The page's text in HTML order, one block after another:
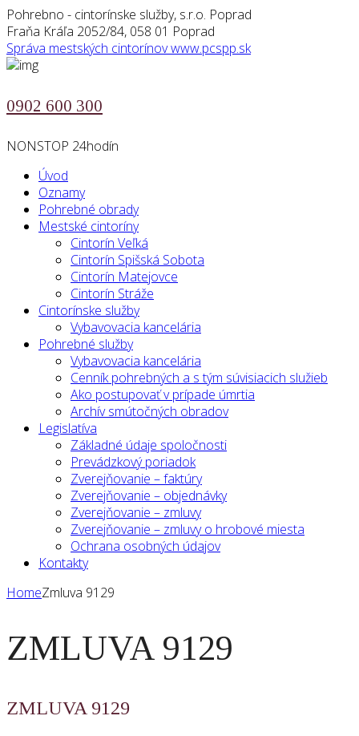
Pohrebno - cintorínske služby, s.r.o. Poprad
Fraňa Kráľa 2052/84, 058 01 Poprad
Správa mestských cintorínovwww.pcspp.sk
0902 600 300
NONSTOP 24hodín
Úvod
Oznamy
Pohrebné obrady
Mestské cintoríny
Cintorín Veľká
Cintorín Spišská Sobota
Cintorín Matejovce
Cintorín Stráže
Cintorínske služby
Vybavovacia kancelária
Pohrebné služby
Vybavovacia kancelária
Cenník pohrebných a s tým súvisiacich služieb
Ako postupovať v prípade úmrtia
Archív smútočných obradov
Legislatíva
Základné údaje spoločnosti
Prevádzkový poriadok
Zverejňovanie – faktúry
Zverejňovanie – objednávky
Zverejňovanie – zmluvy
Zverejňovanie – zmluvy o hrobové miesta
Ochrana osobných údajov
Kontakty
HomeZmluva 9129
ZMLUVA 9129
ZMLUVA 9129